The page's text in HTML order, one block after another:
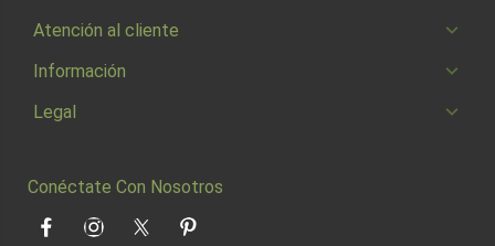
Atención al cliente
Información
Legal
Conéctate Con Nosotros
FacebookInstagramTwitter Pinterest